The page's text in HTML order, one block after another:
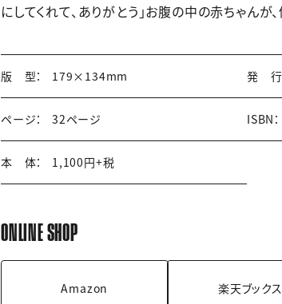
にしてくれて、ありがとう」お腹の中の赤ちゃんが
版 型： 179×134mm
ページ： 32ページ
本 体： 1,100円+税
発 行
ISBN：
ONLINE SHOP
Amazon 楽天ブックス